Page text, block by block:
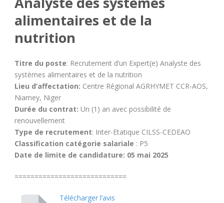
alimentaires et de la
nutrition
Titre du poste: Recrutement d’un Expert(e) Analyste des
systèmes alimentaires et de la nutrition
Lieu d’affectation: Centre Régional AGRHYMET CCR-AOS,
Niamey, Niger
Durée du contrat: Un (1) an avec possibilité de
renouvellement
Type de recrutement: Inter-Etatique CILSS-CEDEAO
Classification catégorie salariale : P5
Date de limite de candidature: 05 mai 2025
============================
Télécharger l’avis